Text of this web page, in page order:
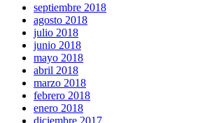
septiembre 2018
agosto 2018
julio 2018
junio 2018
mayo 2018
abril 2018
marzo 2018
febrero 2018
enero 2018
diciembre 2017